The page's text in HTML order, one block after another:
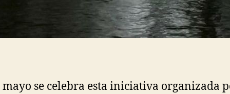
mayo se celebra esta iniciativa organizada